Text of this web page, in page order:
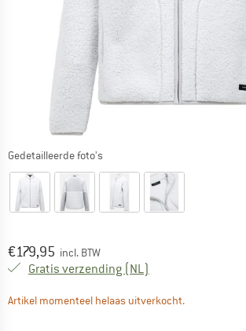
Gedetailleerde foto's
Prijs:
€179,95 incl. BTW
Gratis verzending (NL)
Artikel momenteel helaas uitverkocht.De link